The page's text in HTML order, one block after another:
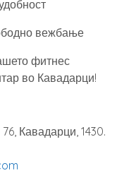
вежбање
фитнес
во Кавадарци!
Кавадарци, 1430.